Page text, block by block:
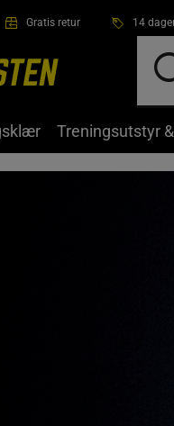
Gratis retur 14
Treningsutstyr